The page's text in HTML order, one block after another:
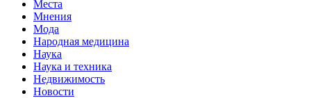
Места
Мнения
Мода
Народная медицина
Наука
Наука и техника
Недвижимость
Новости